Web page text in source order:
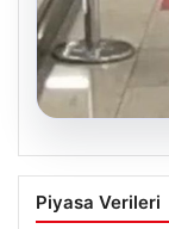
05.08.2026
2
Piyasa Verileri